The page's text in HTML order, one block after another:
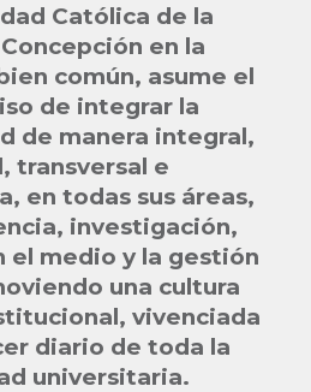
Católica de la
en la
común, asume el
de integrar la
de manera integral,
transversal e
en todas sus áreas,
investigación,
el medio y la gestión
una cultura
vivenciada
diario de toda la
universitaria.